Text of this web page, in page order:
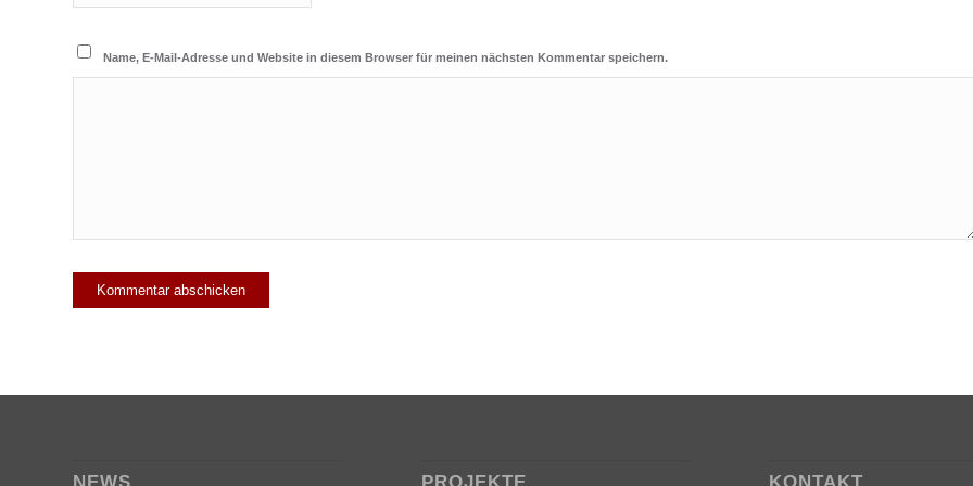
Name, E-Mail-Adresse und Website in diesem Browser für meinen nächsten Kommentar speichern.
NEWS PROJEKTE KONTAKT